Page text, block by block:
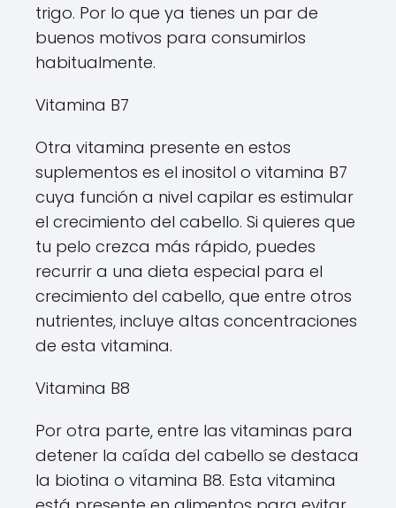
trigo. Por lo que ya tienes un par de
buenos motivos para consumirlos
habitualmente.
Vitamina B7
Otra vitamina presente en estos
suplementos es el inositol o vitamina B7
cuya función a nivel capilar es estimular
el crecimiento del cabello. Si quieres que
tu pelo crezca más rápido, puedes
recurrir a una dieta especial para el
crecimiento del cabello, que entre otros
nutrientes, incluye altas concentraciones
de esta vitamina.
Vitamina B8
Por otra parte, entre las vitaminas para
detener la caída del cabello se destaca
la biotina o vitamina B8. Esta vitamina